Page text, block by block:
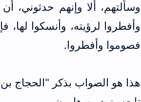
وسألتهم، ألا وإنهم حدثوني،
وأفطروا لرؤيته، وأنسكوا
فصوموا وأفطروا.
هذا هو الصواب بذكر "الحجاج